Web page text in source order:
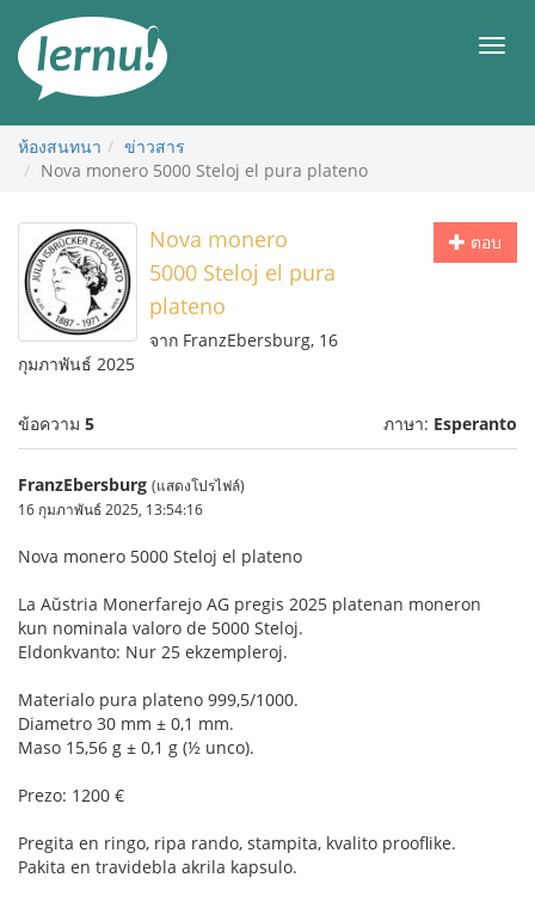
สารบัญ
เมนู
ห้องสนทนา
ข่าวสาร
Nova monero 5000 Steloj el pura plateno
ตอบ
Nova monero
5000 Steloj el pura
plateno
จาก FranzEbersburg, 16
กุมภาพันธ์ 2025
ข้อความ 5 ภาษา: Esperanto
FranzEbersburg (แสดงโปรไฟล์)
16 กุมภาพันธ์ 2025, 13:54:16
Nova monero 5000 Steloj el plateno
La Aŭstria Monerfarejo AG pregis 2025 platenan moneron
kun nominala valoro de 5000 Steloj.
Eldonkvanto: Nur 25 ekzempleroj.
Materialo pura plateno 999,5/1000.
Diametro 30 mm ± 0,1 mm.
Maso 15,56 g ± 0,1 g (½ unco).
Prezo: 1200 €
Pregita en ringo, ripa rando, stampita, kvalito prooflike.
Pakita en travidebla akrila kapsulo.